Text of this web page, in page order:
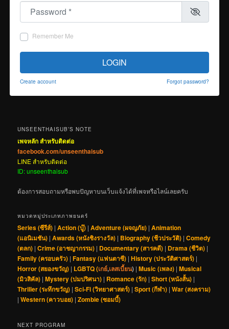
Password
Remember Me
LOGIN
Create account Forgot password?
UNSEENTHAISUB’S NOTE
เพจหลัก สำหรับติดต่อ
facebook.com/unseenthaisub
LINE สำหรับติดต่อ
ID: unseenthaisub
ต้องการสอบถามหรือพบปัญหาบนเว็บแจ้งได้ที่เพจหรือไลน์เลยครับ
หมวดหมู่ประเภทภาพยนตร์
Series (ซีรีส์) |Action (บู๊) |Adventure (ผจญภัย) |Animation
(แอนิเมชัน) |Awards (หนังชิงรางวัล) | Biography (ชีวประวัติ) |Comedy
(ตลก) |Crime (อาชญากรรม) | Documentary (สารคดี) | Drama (ชีวิต) |
Family (ครอบครัว) |Fantasy (แฟนตาซี) |History (ประวัติศาสตร์) |
Horror (สยองขวัญ) | LGBTQ (เกย์,เลสเบี้ยน) |Music (เพลง) |Musical
(มิวสิคัล) |Mystery (ปมปริศนา) | Romance (รัก) |Short (หนังสั้น) |
Thriller (ระทึกขวัญ) |Sci-Fi (วิทยาศาสตร์) |Sport (กีฬา) |War (สงคราม)
|Western (คาวบอย) |Zombie (ซอมบี้)
NEXT PROGRAM